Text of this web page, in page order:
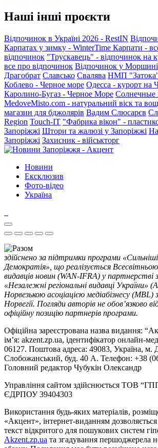
Наші інші проєкти
Відпочинок в Україні 2026 - RestIN
Карпатах у зимку - WinterTime Карпати -
відпочинок "Трускавець" - відпочинок на
все про відпочинок Відпочинок у Моршині
Драгобрат Славсько Свалява НМП
Коблево - Черное море Одесса - курорт на
Каролино-Бугаз - Черное Море Солнечные
MedoveMisto.com - натуральний віск та
магазин для бджолярів Вадим Слюсарєв
Region Touch-IT "Фабрика вікон" -
Запоріжжі Штори та жалюзі у Запоріжжі
Запоріжжі Захисник - військторг
Новини
Ексклюзив
Фото-відео
Україна
здійснено за підтримки програми
Демократія», що реалізується
видавців новин (WAN-IFRA) у партнерстві
«Незалежні регіональні видавці
Норвезькою асоціацією медіабізнесу (MBL)
Норвегії. Погляди авторів не обов’язково
офіційну позицію партнерів програми.
Офіційна зареєстрована назва видання:
ім’я: akzent.zp.ua, ідентифікатор онлайн-
06127. Поштова адреса: 49083, Україна, м.
Слобожанський, буд. 40 А. Телефон: +38
Головний редактор Чубукін Олександр
Управління сайтом здійснюється ТОВ
ЄДРПОУ 39404303
Використання будь-яких матеріалів,
«Акцент», інтернет-виданням
текст відкритого для пошукових систем
Akzent.zp.ua та згадування першоджерела